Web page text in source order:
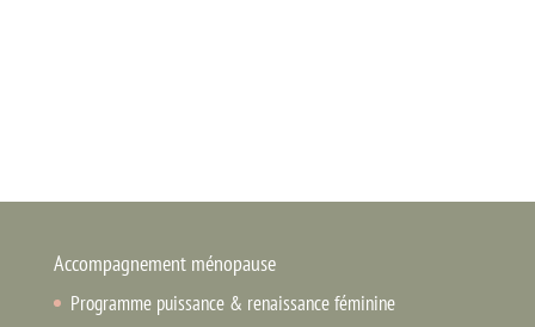
Accompagnement ménopause
Programme puissance & renaissance féminine